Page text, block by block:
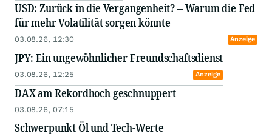
USD: Zurück in die Vergangenheit? – Warum die Fed
für mehr Volatilität sorgen könnte
03.08.26, 12:30 Anzeige
JPY: Ein ungewöhnlicher Freundschaftsdienst
03.08.26, 12:25 Anzeige
DAX am Rekordhoch geschnuppert
03.08.26, 07:15
Schwerpunkt Öl und Tech-Werte